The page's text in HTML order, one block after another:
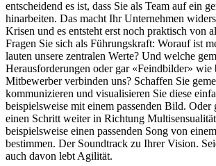
entscheidend es ist, dass Sie als Team auf ein
hinarbeiten. Das macht Ihr Unternehmen
Krisen und es entsteht erst noch praktisch von
Fragen Sie sich als Führungskraft: Worauf ist
lauten unsere zentralen Werte? Und welche
Herausforderungen oder gar «Feindbilder» wie
Mitbewerber verbinden uns? Schaffen Sie
kommunizieren und visualisieren Sie diese
beispielsweise mit einem passenden Bild. Oder
einen Schritt weiter in Richtung
beispielsweise einen passenden Song von
bestimmen. Der Soundtrack zu Ihrer Vision.
auch davon lebt Agilität.